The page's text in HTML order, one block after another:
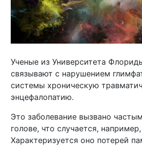
Ученые из Университета
связывают с нарушением
системы хроническую
энцефалопатию.
Это заболевание вызвано
голове, что случается,
Характеризуется оно потерей